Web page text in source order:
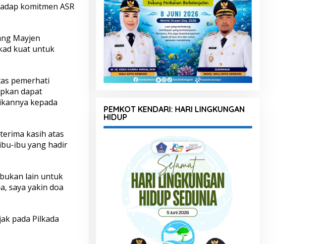
komitmen ASR
Mayjen
kuat untuk
pemerhati
dapat
kepada
kasih atas
ibu yang hadir
lain untuk
saya yakin doa
pada Pilkada
PEMKOT KENDARI: HARI LINGKUNGAN
HIDUP